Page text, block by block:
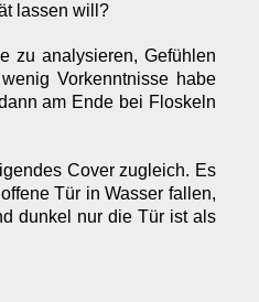
lassen will?
zu analysieren, Gefühlen
Vorkenntnisse habe
am Ende bei Floskeln
Cover zugleich. Es
Tür in Wasser fallen,
dunkel nur die Tür ist als